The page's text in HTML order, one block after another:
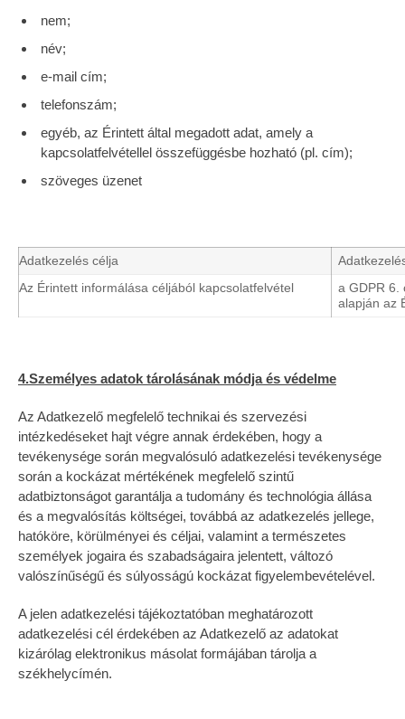
nem;
név;
e-mail cím;
telefonszám;
egyéb, az Érintett által megadott adat, amely a
kapcsolatfelvétellel összefüggésbe hozható (pl. cím);
szöveges üzenet
Adatkezelés célja
Az Érintett informálása céljából kapcsolatfelvétel
a GDPR 6.
alapján az
4.Személyes adatok tárolásának módja és védelme
Az Adatkezelő megfelelő technikai és szervezési
intézkedéseket hajt végre annak érdekében, hogy a
tevékenysége során megvalósuló adatkezelési tevékenysége
során a kockázat mértékének megfelelő szintű
adatbiztonságot garantálja a tudomány és technológia állása
és a megvalósítás költségei, továbbá az adatkezelés jellege,
hatóköre, körülményei és céljai, valamint a természetes
személyek jogaira és szabadságaira jelentett, változó
valószínűségű és súlyosságú kockázat figyelembevételével.
A jelen adatkezelési tájékoztatóban meghatározott
adatkezelési cél érdekében az Adatkezelő az adatokat
kizárólag elektronikus másolat formájában tárolja a
székhelycímén.